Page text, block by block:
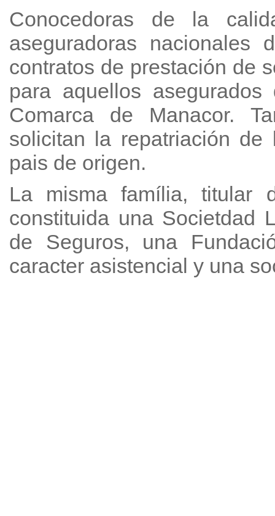
Conocedoras de la
aseguradoras nacionales
contratos de prestación de
para aquellos
Comarca de Manacor.
solicitan la repatriación
pais de origen.
La misma família, titular
constituida una Societdad
de Seguros, una
caracter asistencial y una